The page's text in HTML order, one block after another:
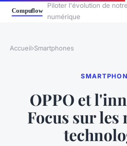
Piloter l'évolution de
numérique
Accueil›Smartphones
OPPO et
Focus sur les